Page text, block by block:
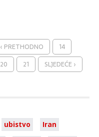
‹ PRETHODNO
14
20 21 SLJEDEĆE ›
ubistvo
Iran